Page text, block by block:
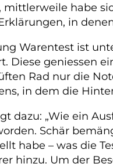
mittlerweile habe
in
Warentest ist
Diese geniessen
Rad nur die
in dem die
dazu: „Wie ein
Schär
habe – was die
hinzu. Um der